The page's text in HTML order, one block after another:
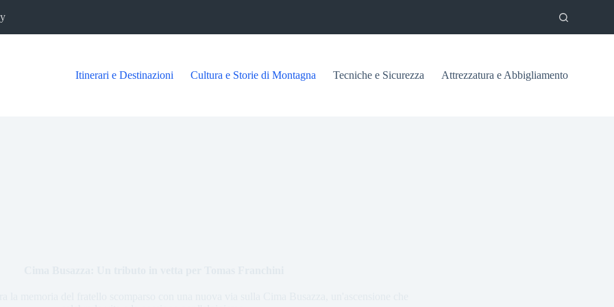
Itinerari e Destinazioni Cultura e Storie di Montagna Tecniche e Sicurezza Attrezzatura e Abbigliamento